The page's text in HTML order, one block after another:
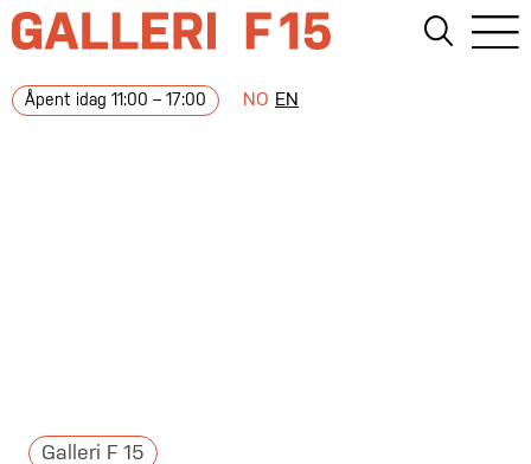
Åpent idag 11:00 – 17:00 NO EN
Galleri F 15